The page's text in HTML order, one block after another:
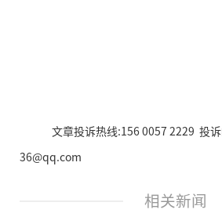
文章投诉热线:156 0057 2229 投
36@qq.com
相关新闻